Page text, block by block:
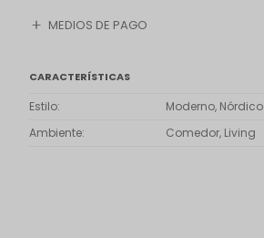
MEDIOS DE PAGO
CARACTERÍSTICAS
Estilo
Moderno, Nórdico
Ambiente
Comedor, Living